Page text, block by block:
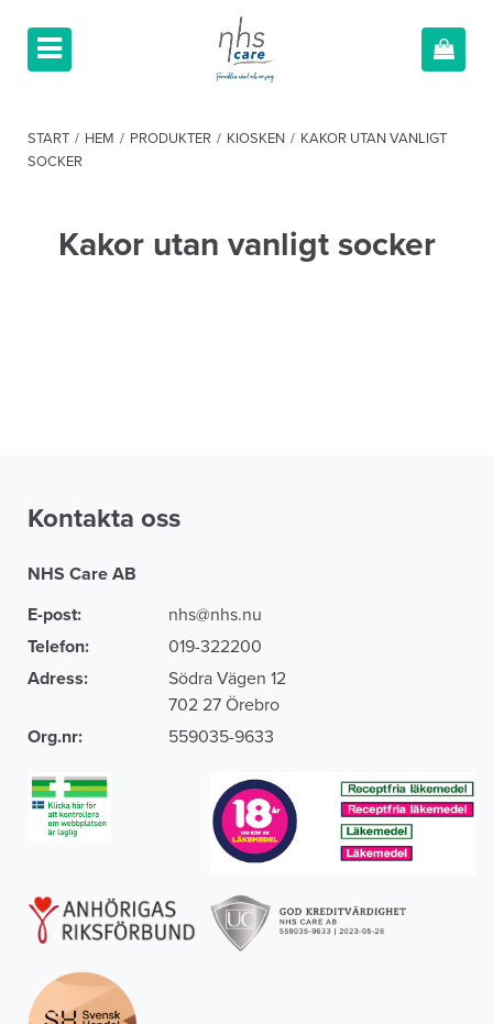
START / HEM / PRODUKTER / KIOSKEN / KAKOR UTAN VANLIGT
SOCKER
Kakor utan vanligt socker
Kontakta oss
NHS Care AB
E-post:
nhs@nhs.nu
Telefon:
019-322200
Adress:
Södra Vägen 12
702 27 Örebro
Org.nr:
559035-9633